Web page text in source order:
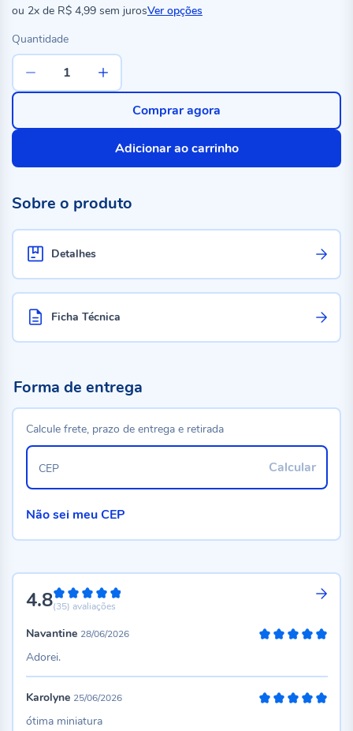
ou 2x de R$ 4,99 sem jurosVer opções
Quantidade
Adicionar ao carrinho
Comprar agora
Sobre o produto
Detalhes
Ficha Técnica
4.896%
(35) avaliações
Navantine 28/06/2026
Adorei.
Karolyne 25/06/2026
ótima miniatura
Forma de entrega
Calcule frete, prazo de entrega e retirada
Calcular
CEP
Não sei meu CEP